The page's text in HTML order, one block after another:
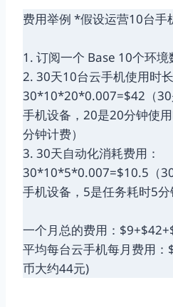
费用举例 *假设运营10台手
1. 订阅一个 Base 10个环
2. 30天10台云手机使用时长
30*10*20*0.007=$42（30
手机设备，20是20分钟使
分钟计费）
3. 30天自动化消耗费用：
30*10*5*0.007=$10.5（
手机设备，5是任务耗时5分
一个月总的费用：
平均每台云手机每月费用
币大约44元)